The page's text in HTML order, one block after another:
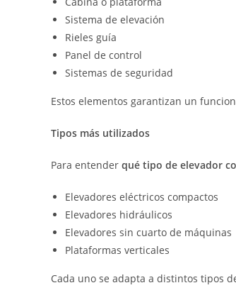
Sistema de elevación
Rieles guía
Panel de control
Sistemas de seguridad
Estos elementos garantizan un
Tipos más utilizados
Para entender qué tipo de elevador
Elevadores eléctricos compactos
Elevadores hidráulicos
Elevadores sin cuarto de máquinas
Plataformas verticales
Cada uno se adapta a distintos tipos